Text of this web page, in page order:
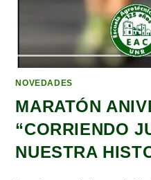
NOVEDADES
MARATÓN
“CORRIENDO
NUESTRA